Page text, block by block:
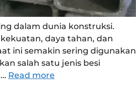
dalam dunia konstruksi.
daya tahan, dan
ini semakin sering digunakan
salah satu jenis besi
Read more